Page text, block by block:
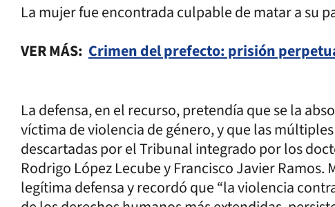
La mujer fue encontrada culpable de matar a su
VER MÁS: Crimen del prefecto: prisión
La defensa, en el recurso, pretendía que se la
víctima de violencia de género, y que las
descartadas por el Tribunal integrado por los
Rodrigo López Lecube y Francisco Javier
legítima defensa y recordó que “la violencia